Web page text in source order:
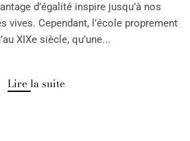
d’égalité inspire jusqu’à nos
vives. Cependant, l’école proprement
XIXe siècle, qu’une...
Lire la suite